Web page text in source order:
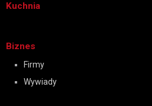
Kuchnia
Biznes
Firmy
Wywiady